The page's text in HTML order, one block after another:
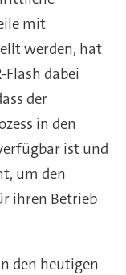
mit
werden, hat
Flash dabei
der
in den
ist und
um den
ihren Betrieb
den heutigen